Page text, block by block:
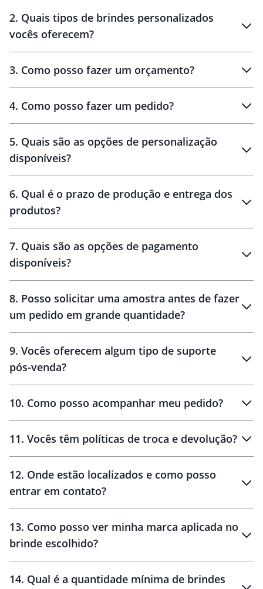
Brindes personalizados
2. Quais tipos de brindes personalizados
vocês oferecem?
personalizados
3. Como posso fazer um orçamento?
brinde
personalização
4. Como posso fazer um pedido?
amostra virtual
5. Quais são as opções de personalização
disponíveis?
6. Qual é o prazo de produção e entrega dos
produtos?
10 dias
brinde
48 horas
7. Quais são as opções de pagamento
disponíveis?
8. Posso solicitar uma amostra antes de fazer
um pedido em grande quantidade?
amostras
9. Vocês oferecem algum tipo de suporte
pós-venda?
10. Como posso acompanhar meu pedido?
11. Vocês têm políticas de troca e devolução?
30 dias
12. Onde estão localizados e como posso
entrar em contato?
13. Como posso ver minha marca aplicada no
brinde escolhido?
14. Qual é a quantidade mínima de brindes